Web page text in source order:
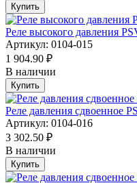
Купить
Реле высокого давления
Артикул: 0104-015
1 904.90 ₽
В наличии
Купить
Реле давления сдвоенное
Артикул: 0104-016
3 302.50 ₽
В наличии
Купить